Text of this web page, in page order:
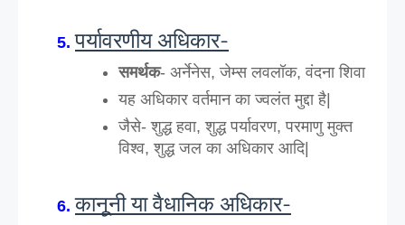
पर्यावरणीय अधिकार-
समर्थक- अर्नेनेस, जेम्स लवलॉक, वंदना शिवा
यह अधिकार वर्तमान का ज्वलंत मुद्दा है|
जैसे- शुद्ध हवा, शुद्ध पर्यावरण, परमाणु मुक्त
विश्व, शुद्ध जल का अधिकार आदि|
कानूनी या वैधानिक अधिकार-